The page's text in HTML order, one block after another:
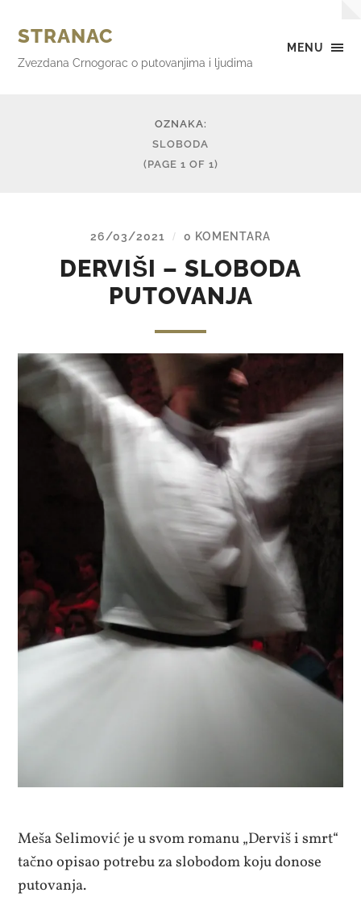
MENU
STRANAC
Zvezdana Crnogorac o putovanjima i ljudima
OZNAKA:
SLOBODA
(PAGE 1 OF 1)
26/03/2021 / 0 KOMENTARA
DERVIŠI – SLOBODA
PUTOVANJA
Meša Selimović je u svom romanu „Derviš i smrt“
tačno opisao potrebu za slobodom koju donose
putovanja.